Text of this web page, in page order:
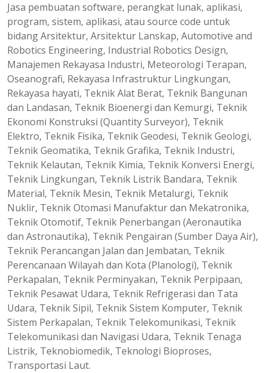
Jasa pembuatan software, perangkat lunak, aplikasi,
program, sistem, aplikasi, atau source code untuk
bidang Arsitektur, Arsitektur Lanskap, Automotive and
Robotics Engineering, Industrial Robotics Design,
Manajemen Rekayasa Industri, Meteorologi Terapan,
Oseanografi, Rekayasa Infrastruktur Lingkungan,
Rekayasa hayati, Teknik Alat Berat, Teknik Bangunan
dan Landasan, Teknik Bioenergi dan Kemurgi, Teknik
Ekonomi Konstruksi (Quantity Surveyor), Teknik
Elektro, Teknik Fisika, Teknik Geodesi, Teknik Geologi,
Teknik Geomatika, Teknik Grafika, Teknik Industri,
Teknik Kelautan, Teknik Kimia, Teknik Konversi Energi,
Teknik Lingkungan, Teknik Listrik Bandara, Teknik
Material, Teknik Mesin, Teknik Metalurgi, Teknik
Nuklir, Teknik Otomasi Manufaktur dan Mekatronika,
Teknik Otomotif, Teknik Penerbangan (Aeronautika
dan Astronautika), Teknik Pengairan (Sumber Daya Air),
Teknik Perancangan Jalan dan Jembatan, Teknik
Perencanaan Wilayah dan Kota (Planologi), Teknik
Perkapalan, Teknik Perminyakan, Teknik Perpipaan,
Teknik Pesawat Udara, Teknik Refrigerasi dan Tata
Udara, Teknik Sipil, Teknik Sistem Komputer, Teknik
Sistem Perkapalan, Teknik Telekomunikasi, Teknik
Telekomunikasi dan Navigasi Udara, Teknik Tenaga
Listrik, Teknobiomedik, Teknologi Bioproses,
Transportasi Laut.